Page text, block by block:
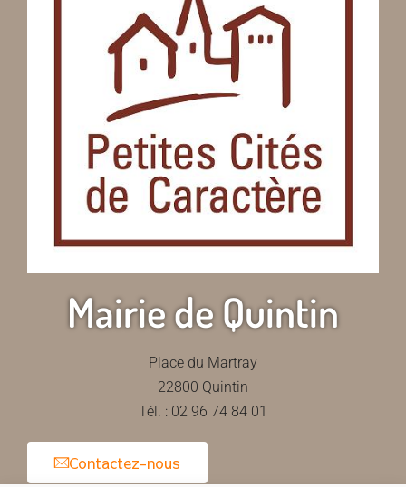
Mairie de Quintin
Place du Martray
22800 Quintin
Tél. : 02 96 74 84 01
Contactez-nous